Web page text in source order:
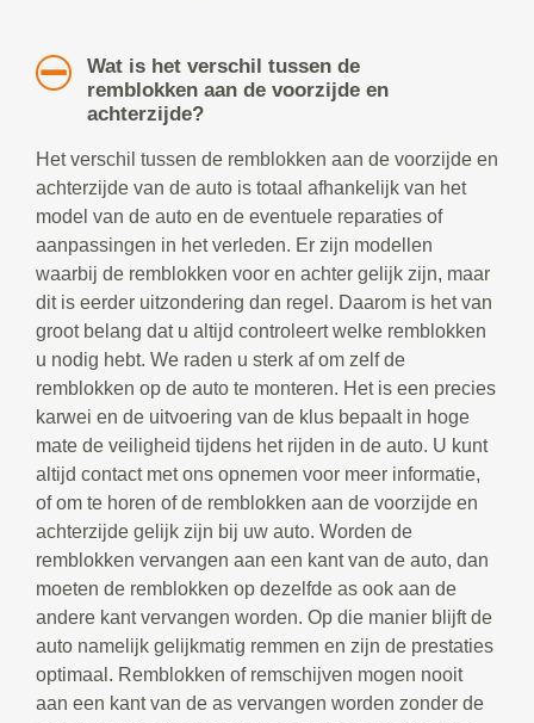
Wat is het verschil tussen de
remblokken aan de voorzijde en
achterzijde?
Het verschil tussen de remblokken aan de voorzijde en
achterzijde van de auto is totaal afhankelijk van het
model van de auto en de eventuele reparaties of
aanpassingen in het verleden. Er zijn modellen
waarbij de remblokken voor en achter gelijk zijn, maar
dit is eerder uitzondering dan regel. Daarom is het van
groot belang dat u altijd controleert welke remblokken
u nodig hebt. We raden u sterk af om zelf de
remblokken op de auto te monteren. Het is een precies
karwei en de uitvoering van de klus bepaalt in hoge
mate de veiligheid tijdens het rijden in de auto. U kunt
altijd contact met ons opnemen voor meer informatie,
of om te horen of de remblokken aan de voorzijde en
achterzijde gelijk zijn bij uw auto. Worden de
remblokken vervangen aan een kant van de auto, dan
moeten de remblokken op dezelfde as ook aan de
andere kant vervangen worden. Op die manier blijft de
auto namelijk gelijkmatig remmen en zijn de prestaties
optimaal. Remblokken of remschijven mogen nooit
aan een kant van de as vervangen worden zonder de